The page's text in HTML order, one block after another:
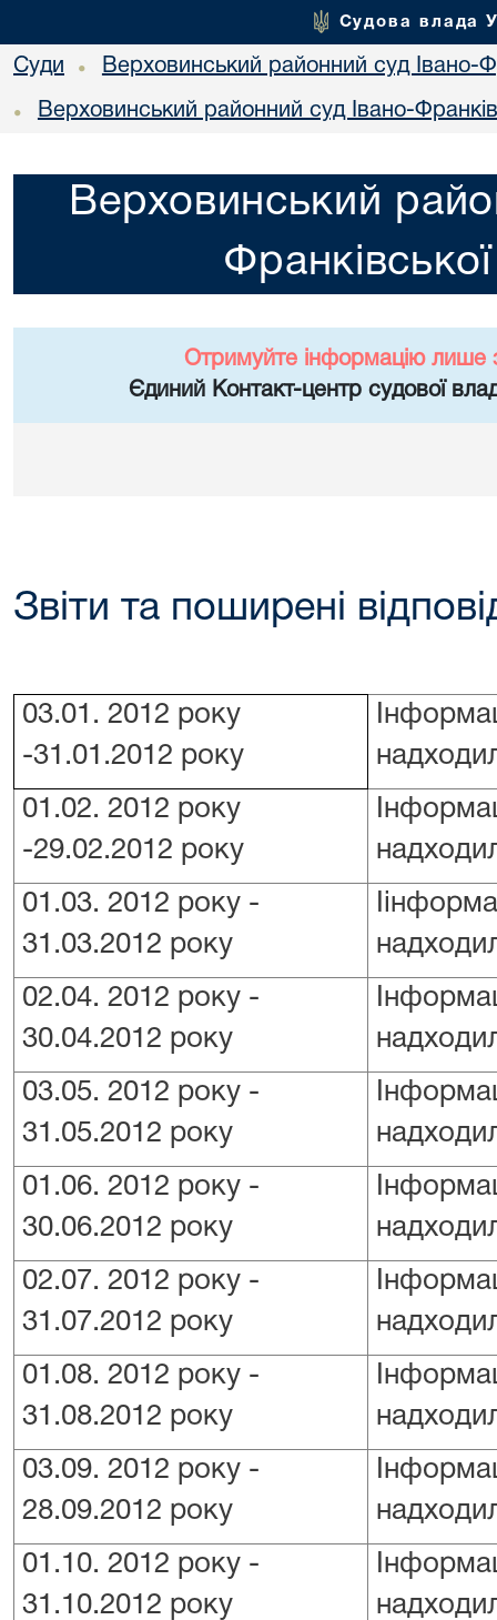
Судова влада
Суди • Верховинський районний суд Івано-
• Верховинський районний суд Івано-
Верховинський
Отримуйте інформацію лише
Єдиний Контакт-центр судової
Звіти та поширені
03.01. 2012 року
-31.01.2012 року
01.02. 2012 року
-29.02.2012 року
01.03. 2012 року -
31.03.2012 року
02.04. 2012 року -
30.04.2012 року
03.05. 2012 року -
31.05.2012 року
01.06. 2012 року -
30.06.2012 року
02.07. 2012 року -
31.07.2012 року
01.08. 2012 року -
31.08.2012 року
03.09. 2012 року -
28.09.2012 року
01.10. 2012 року -
31.10.2012 року